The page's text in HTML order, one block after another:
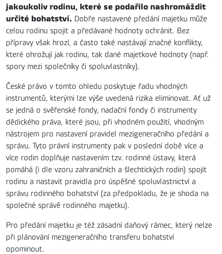
jakoukoliv rodinu, které se podařilo nashromáždit
určité bohatství. Dobře nastavené předání majetku může
celou rodinu spojit a předávané hodnoty ochránit. Bez
přípravy však hrozí, a často také nastávají značné konflikty,
které ohrožují jak rodinu, tak dané majetkové hodnoty (např.
spory mezi společníky či spoluvlastníky).
České právo v tomto ohledu poskytuje řadu vhodných
instrumentů, kterými lze výše uvedená rizika eliminovat. Ať už
se jedná o svěřenské fondy, nadační fondy či instrumenty
dědického práva, které jsou, při vhodném použití, vhodným
nástrojem pro nastavení pravidel mezigeneračního předání a
správu. Tyto právní instrumenty pak v poslední době více a
více rodin doplňuje nastavením tzv. rodinné ústavy, která
pomáhá (i dle vzoru zahraničních a šlechtických rodin) spojit
rodinu a nastavit pravidla pro úspěšné spoluvlastnictví a
správu rodinného bohatství (za předpokladu, že je shoda na
společné správě rodinného majetku).
Pro předání majetku je též zásadní daňový rámec, který nelze
při plánování mezigeneračního transferu bohatství
opominout.